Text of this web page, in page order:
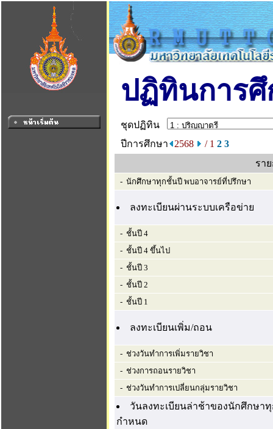
ปฏิทินการ
ชุดปฏิทิน
ปีการศึกษา
2568 / 1 2 3
รา
- นักศึกษาทุกชั้นปี พบอาจารย์ที่ปรึกษา
ลงทะเบียนผ่านระบบเครือข่าย
- ชั้นปี 4
- ชั้นปี 4 ขึ้นไป
- ชั้นปี 3
- ชั้นปี 2
- ชั้นปี 1
ลงทะเบียนเพิ่ม/ถอน
- ช่วงวันทำการเพิ่มรายวิชา
- ช่วงการถอนรายวิชา
- ช่วงวันทำการเปลี่ยนกลุ่มรายวิชา
วันลงทะเบียนล่าช้าของนักศึกษา
กำหนด